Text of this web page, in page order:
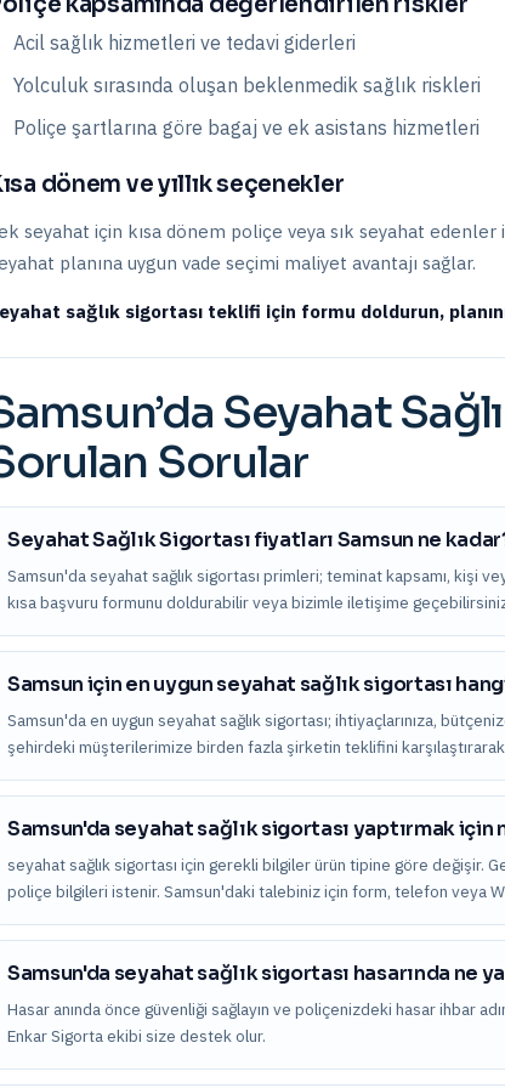
Acil sağlık hizmetleri ve tedavi giderleri
Yolculuk sırasında oluşan beklenmedik sağlık riskleri
Poliçe şartlarına göre bagaj ve ek asistans hizmetleri
dönem ve yıllık seçenekler
seyahat için kısa dönem poliçe veya sık seyahat
planına uygun vade seçimi maliyet avantajı sağlar.
sağlık sigortası teklifi için formu doldurun,
’da Seyahat
Sorular
Seyahat Sağlık Sigortası fiyatları Samsun ne
Samsun'da seyahat sağlık sigortası primleri; teminat kapsamı, kişi
kısa başvuru formunu doldurabilir veya bizimle iletişime
Samsun için en uygun seyahat sağlık sigortası
Samsun'da en uygun seyahat sağlık sigortası; ihtiyaçlarınıza,
şehirdeki müşterilerimize birden fazla şirketin teklifini karşılaştırarak
Samsun'da seyahat sağlık sigortası yaptırmak için
seyahat sağlık sigortası için gerekli bilgiler ürün tipine göre değişir.
poliçe bilgileri istenir. Samsun'daki talebiniz için form, telefon veya
Samsun'da seyahat sağlık sigortası hasarında ne
Hasar anında önce güvenliği sağlayın ve poliçenizdeki hasar ihbar
Enkar Sigorta ekibi size destek olur.